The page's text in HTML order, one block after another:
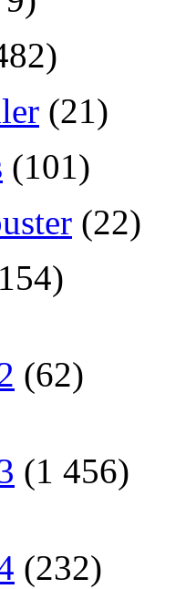
(21)
(101)
(22)
(62)
(1 456)
(232)